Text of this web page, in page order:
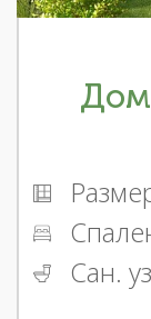
Дом
Сан.